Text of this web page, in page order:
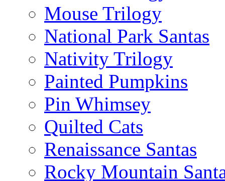
Mouse Trilogy
National Park Santas
Nativity Trilogy
Painted Pumpkins
Pin Whimsey
Quilted Cats
Renaissance Santas
Rocky Mountain